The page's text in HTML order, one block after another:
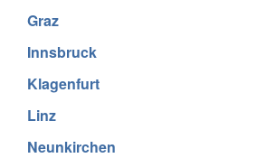
Graz
Innsbruck
Klagenfurt
Linz
Neunkirchen